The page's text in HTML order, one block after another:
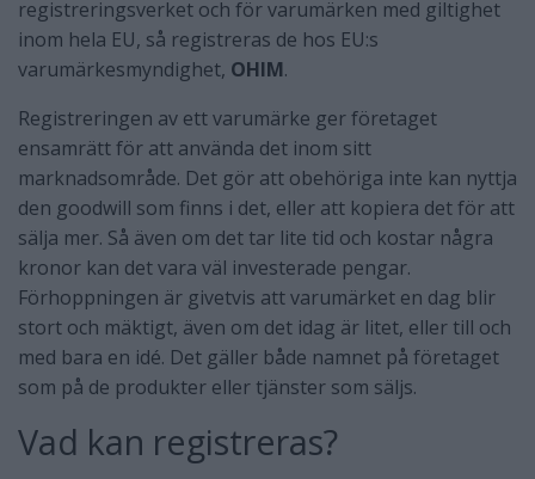
registreringsverket och för varumärken med giltighet
inom hela EU, så registreras de hos EU:s
varumärkesmyndighet, OHIM.
Registreringen av ett varumärke ger företaget
ensamrätt för att använda det inom sitt
marknadsområde. Det gör att obehöriga inte kan nyttja
den goodwill som finns i det, eller att kopiera det för att
sälja mer. Så även om det tar lite tid och kostar några
kronor kan det vara väl investerade pengar.
Förhoppningen är givetvis att varumärket en dag blir
stort och mäktigt, även om det idag är litet, eller till och
med bara en idé. Det gäller både namnet på företaget
som på de produkter eller tjänster som säljs.
Vad kan registreras?